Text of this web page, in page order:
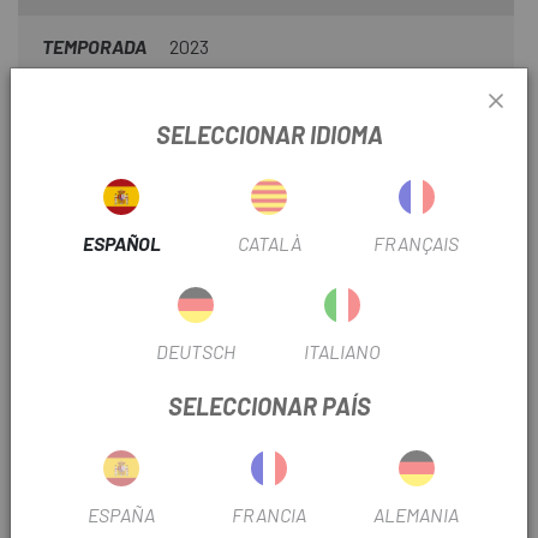
TEMPORADA 2023
INFORMACIÓN DEL PRODUCTO
Rociar la pieza que se va a limpiar hasta que esté limpia.
Después, dejar secar.
Spray 750 milìmetro
SELECCIONAR IDIOMA
ESPAÑOL CATALÀ FRANÇAIS
DEUTSCH ITALIANO
SELECCIONAR PAÍS
ESPAÑA FRANCIA ALEMANIA